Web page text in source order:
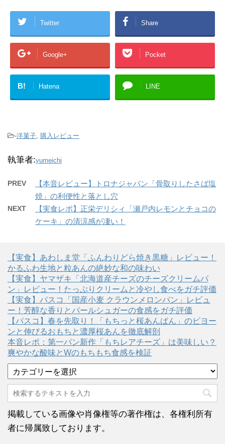
Twitter Share
Google+ Pocket
B! Hatena LINE
-洋菓子 購入レビュー
執筆者:yumeichi
PREV
【本音レビュー】トロナジャパン「骨取りしたさば塩
焼」の利便性と落とし穴
NEXT
【実食レポ】正栄デリシィ「瀬戸内レモンとチョコの
ケーキ」の清涼感が凄い！
【実食】あわしま堂「ふんわりどら焼き黒糖」レビュー！
かるふわ生地と粒あんの絶妙な和の味わい
【実食】ヤマザキ「北海道産チーズのチーズクリームパ
ン」レビュー！たっぷりクリームと冷やし食べをガチ評価
【実食】パスコ「国産小麦 クラウンメロンパン」レビュ
ー！芳醇な香りとパールシュガーの食感をガチ評価
【パスコ】春を先取り！「もちっと桜あんぱん」のビヨー
ンと伸びるおもちと濃厚桜あんを徹底解剖
本音レポ：第一パン新作「もちレアチーズ」は美味しい？
爽やかな酸味とWのもちもち食感を検証
テ
ゴ
リ
ー
掲載している画像や肖像権等の著作権は、各権利所有
者に帰属致しております。